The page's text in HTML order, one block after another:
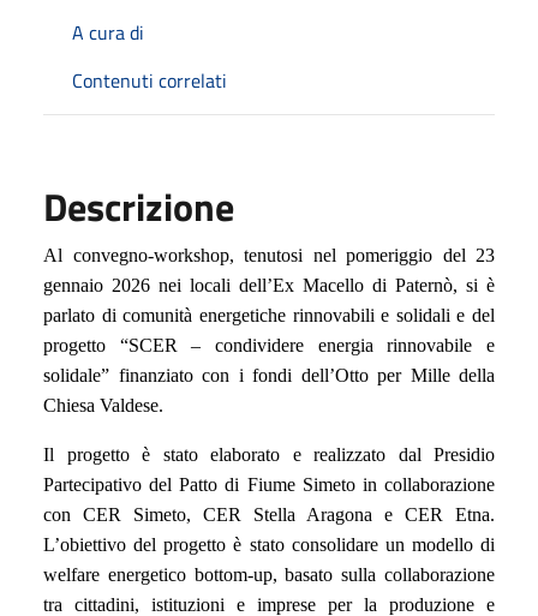
A cura di
Contenuti correlati
Descrizione
Al convegno-workshop, tenutosi nel pomeriggio del 23
gennaio 2026 nei locali dell’Ex Macello di Paternò, si è
parlato di comunità energetiche rinnovabili e solidali e del
progetto “SCER – condividere energia rinnovabile e
solidale” finanziato con i fondi dell’Otto per Mille della
Chiesa Valdese.
Il progetto è stato elaborato e realizzato dal Presidio
Partecipativo del Patto di Fiume Simeto in collaborazione
con CER Simeto, CER Stella Aragona e CER Etna.
L’obiettivo del progetto è stato consolidare un modello di
welfare energetico bottom-up, basato sulla collaborazione
tra cittadini, istituzioni e imprese per la produzione e